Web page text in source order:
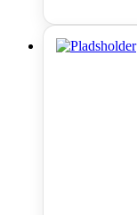
flere
varianter.
Mulighederne